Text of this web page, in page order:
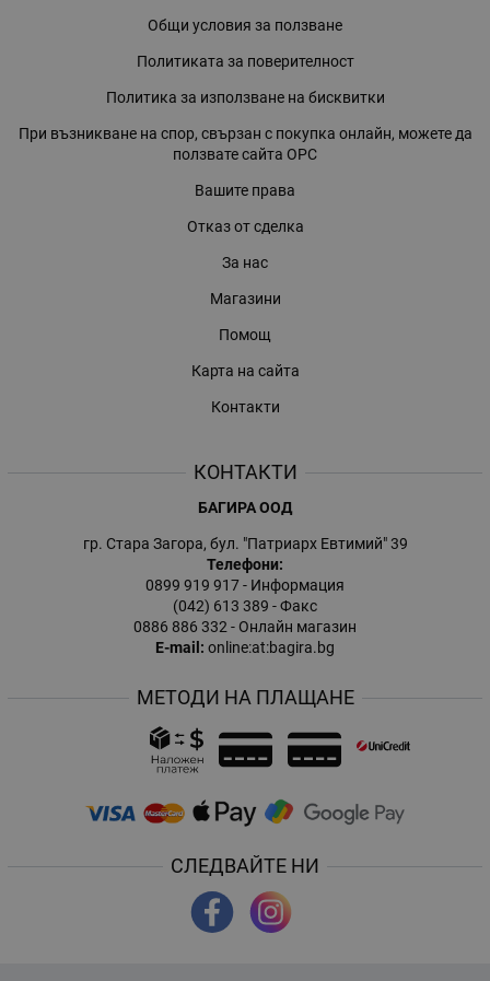
Общи условия за ползване
Политиката за поверителност
Политика за използване на бисквитки
При възникване на спор, свързан с покупка онлайн, можете да
ползвате сайта ОРС
Вашите права
Отказ от сделка
За нас
Магазини
Помощ
Карта на сайта
Контакти
КОНТАКТИ
БАГИРА ООД
гр. Стара Загора, бул. "Патриарх Евтимий" 39
Телефони:
0899 919 917- Информация
(042) 613 389 - Факс
0886 886 332 - Онлайн магазин
E-mail: online:at:bagira.bg
МЕТОДИ НА ПЛАЩАНЕ
СЛЕДВАЙТЕ НИ